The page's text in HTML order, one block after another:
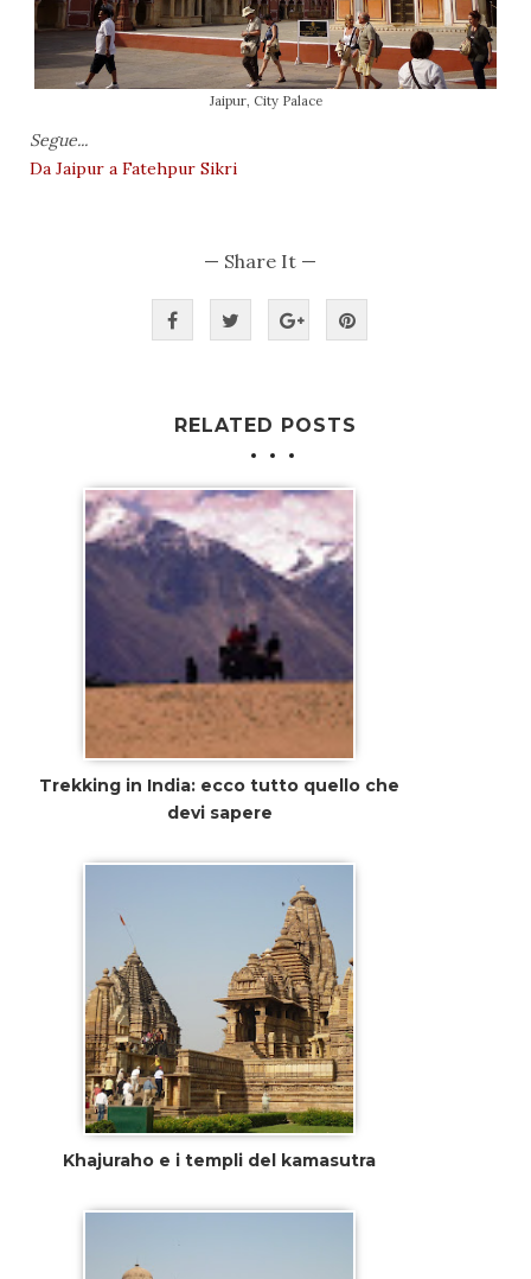
Jaipur, City Palace
Segue...
Da Jaipur a Fatehpur Sikri
— Share It —
RELATED POSTS
Trekking in India: ecco tutto quello che
devi sapere
Khajuraho e i templi del kamasutra